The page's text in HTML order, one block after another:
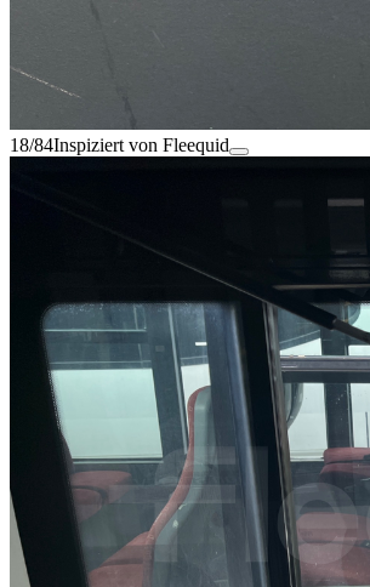
18/84Inspiziert von Fleequid